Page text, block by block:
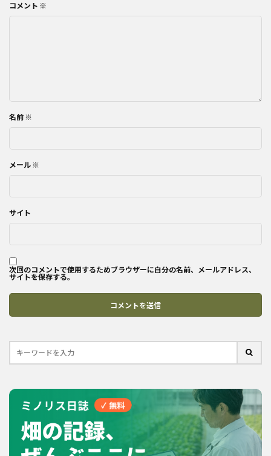
コメント ※
名前 ※
メール ※
サイト
次回のコメントで使用するためブラウザーに自分の名前、メールアドレス、
サイトを保存する。